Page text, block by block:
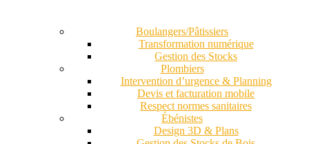
Boulangers/Pâtissiers
Transformation numérique
Gestion des Stocks
Plombiers
Intervention d’urgence & Planning
Devis et facturation mobile
Respect normes sanitaires
Ébénistes
Design 3D & Plans